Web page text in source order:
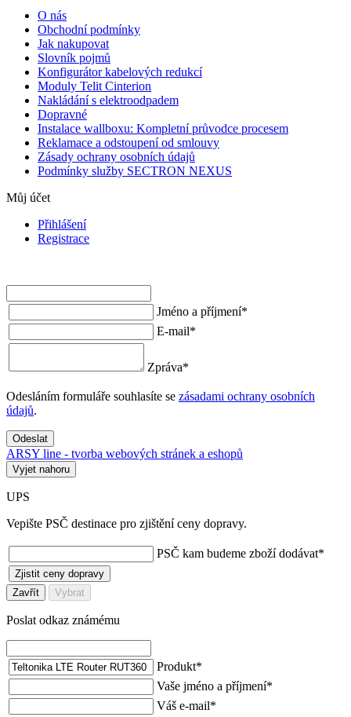
O nás
Obchodní podmínky
Jak nakupovat
Slovník pojmů
Konfigurátor kabelových redukcí
Moduly Telit Cinterion
Nakládání s elektroodpadem
Dopravné
Instalace wallboxu: Kompletní průvodce procesem
Reklamace a odstoupení od smlouvy
Zásady ochrany osobních údajů
Podmínky služby SECTRON NEXUS
Můj účet
Přihlášení
Registrace
Jméno a příjmení*
E-mail*
Zpráva*
Odesláním formuláře souhlasíte se zásadami ochrany osobních
údajů.
Odeslat
ARSY line - tvorba webových stránek a eshopů
Vyjet nahoru
UPS
Vepište PSČ destinace pro zjištění ceny dopravy.
PSČ kam budeme zboží dodávat*
Zjistit ceny dopravy
Zavřít
Vybrat
Poslat odkaz známému
Produkt*
Vaše jméno a příjmení*
Váš e-mail*